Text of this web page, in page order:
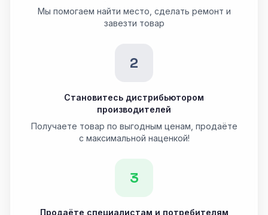
Мы помогаем найти место, сделать ремонт и
завезти товар
2
Становитесь дистрибьютором
производителей
Получаете товар по выгодным ценам, продаёте
с максимальной наценкой!
3
Продаёте специалистам и потребителям